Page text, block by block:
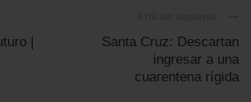
|
Santa Cruz: Descartan
ingresar a una
cuarentena rígida